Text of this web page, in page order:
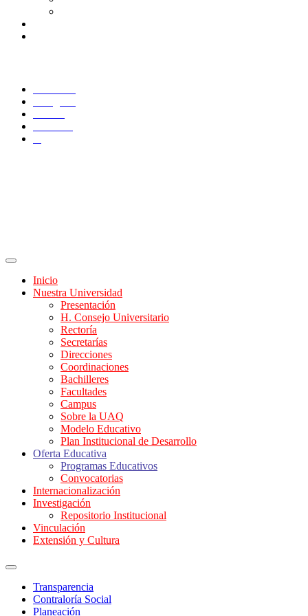
Inicio
Nuestra Universidad
Presentación
H. Consejo Universitario
Rectoría
Secretarías
Direcciones
Coordinaciones
Bachilleres
Facultades
Campus
Sobre la UAQ
Modelo Educativo
Plan Institucional de Desarrollo
Oferta Educativa
Programas Educativos
Convocatorias
Internacionalización
Investigación
Repositorio Institucional
Vinculación
Extensión y Cultura
Transparencia
Contraloría Social
Planeación